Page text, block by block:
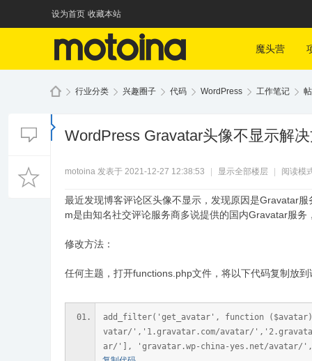
设为首页 收藏本站
魔头营
行业分类 兴趣圈子 代码 WordPress 工作笔记
WordPress Gravatar头像不显示解
motoina 发表于 2021-12-27 12:38:53 显示全部楼层 阅读模
最近发现博客评论区头像不显示，发现原因是Gravatar
m是由知名社交评论服务商多说提供的国内Gravatar服
修改方法：
任何主题，打开functions.php文件，将以下代码复制放
add_filter('get_avatar', function
vatar/','1.gravatar.com/avatar/
ar/'], 'gravatar.wp-china-yes.net/avatar/